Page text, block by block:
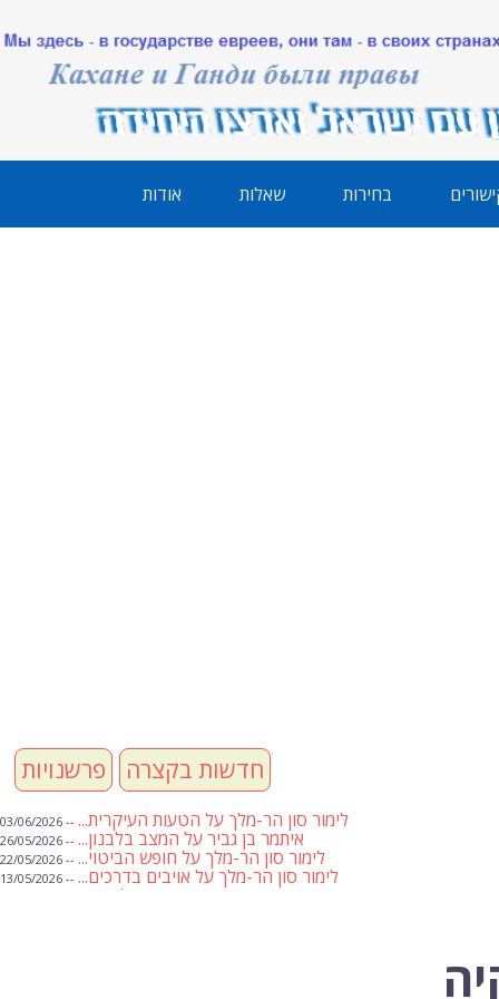
בחירות שאלות אודות
פרשנויות חדשות בקצרה
לימור סון הר-מלך על הטעות העיקרית... -- 03/06/2026
איתמר בן גביר על המצב בלבנון... -- 26/05/2026
לימור סון הר-מלך על חופש הביטוי... -- 22/05/2026
לימור סון הר-מלך על אויבים בדרכים... -- 13/05/2026
שבועת אמונים לדעאש